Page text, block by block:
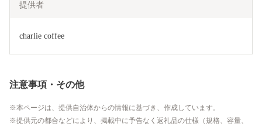
提供者
charlie coffee
注意事項・その他
本ページは、提供自治体からの情報に基づき、作成しています。
提供元の都合などにより、掲載中に予告なく返礼品の仕様（規格、容量、